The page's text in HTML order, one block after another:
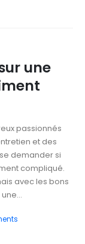
une
passionnés
et des
demander si
compliqué.
avec les bons